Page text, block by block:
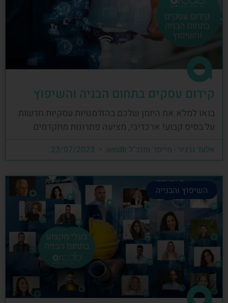
קידום עסקים בתחום הבניה והשיפוץ
בואו למלא את היומן שלכם בהזדמנויות עסקיות חדשות
על בסיס קבוע! ארכדיבי, מציעה פתרונות מתקדמים
אלעד גרגיר - מייסד ומנכ"ל arcdb
השיפוץ והבנייה